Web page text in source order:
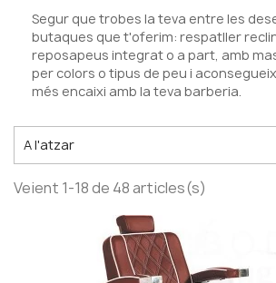
Segur que trobes la teva entre les
butaques que t'oferim: respatller
reposapeus integrat o a part, amb
per colors o tipus de peu i
més encaixi amb la teva barberia.
A l'atzar
Veient 1-18 de 48 articles(s)